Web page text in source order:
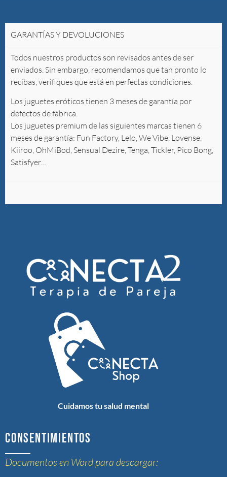
GARANTÍAS Y DEVOLUCIONES
Todos nuestros productos son revisados antes de ser
enviados. Sin embargo, recomendamos que tan pronto lo
recibas, verifiques que está en perfectas condiciones.
Los juguetes eróticos tienen 3 meses de garantía por
defectos de fábrica.
Los juguetes premium de las siguientes marcas tienen 6
meses de garantía: Fun Factory, Lelo, We Vibe, Lovense,
Kiiroo, OhMiBod, Sensual Dezire, Tenga, Tickler, Pico Bong,
Satisfyer…
Cuidamos tu salud mental
CONSENTIMIENTOS
Documentos en Word para descargar: